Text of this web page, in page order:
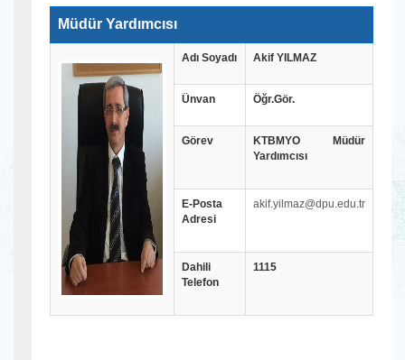
Müdür Yardımcısı
Adı Soyadı Akif YILMAZ
Ünvan Öğr.Gör.
Görev
KTBMYO Müdür
Yardımcısı
E-Posta
Adresi
akif.yilmaz@dpu.edu.tr
Dahili
Telefon
1115